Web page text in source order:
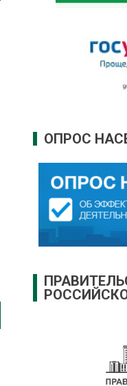
ОПРОС